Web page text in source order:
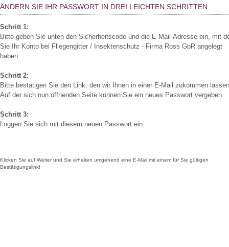
ÄNDERN SIE IHR PASSWORT IN DREI LEICHTEN SCHRITTEN.
Schritt 1:
Bitte geben Sie unten den Sicherheitscode und die E-Mail-Adresse ein, mit
Sie Ihr Konto bei Fliegengitter / Insektenschutz - Firma Ross GbR angelegt
haben.
Schritt 2:
Bitte bestätigen Sie den Link, den wir Ihnen in einer E-Mail zukommen
Auf der sich nun öffnenden Seite können Sie ein neues Passwort vergeben.
Schritt 3:
Loggen Sie sich mit diesem neuen Passwort ein.
Klicken Sie auf Weiter und Sie erhalten umgehend eine E-Mail mit einem für Sie gültigen
Bestätigungslink!